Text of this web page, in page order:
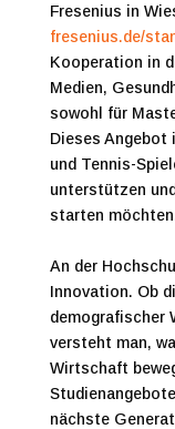
Fresenius in
fresenius.de/
Kooperation in
Medien,
sowohl für
Dieses
und Tennis-
unterstützen
starten
An der
Innovation. Ob
demografischer
versteht man,
Wirtschaft
nächste